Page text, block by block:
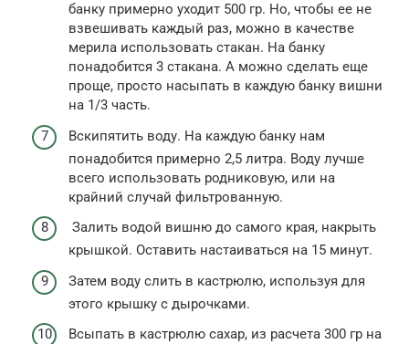
банку примерно уходит 500 гр. Но, чтобы ее не
взвешивать каждый раз, можно в качестве
мерила использовать стакан. На банку
понадобится 3 стакана. А можно сделать еще
проще, просто насыпать в каждую банку вишни
на 1/3 часть.
Вскипятить воду. На каждую банку нам
понадобится примерно 2,5 литра. Воду лучше
всего использовать родниковую, или на
крайний случай фильтрованную.
Залить водой вишню до самого края, накрыть
крышкой. Оставить настаиваться на 15 минут.
Затем воду слить в кастрюлю, используя для
этого крышку с дырочками.
Всыпать в кастрюлю сахар, из расчета 300 гр на